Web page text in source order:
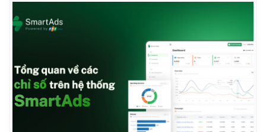
Pháp luật
Quân sự - Quốc phòng
Vũ khí
Việt Nam